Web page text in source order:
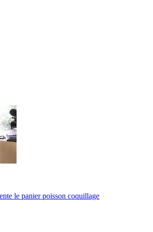
le panier poisson coquillage